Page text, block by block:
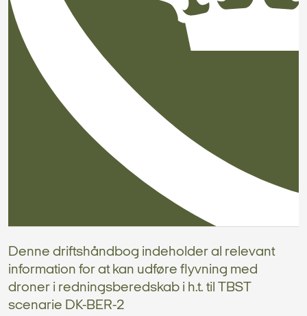
Denne driftshåndbog indeholder al relevant
information for at kan udføre flyvning med
droner i redningsberedskab i h.t. til TBST
scenarie DK-BER-2